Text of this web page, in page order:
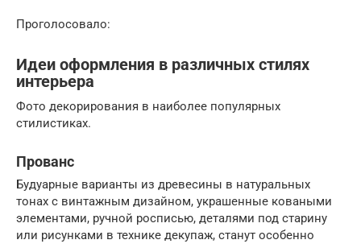
Проголосовало:
Идеи оформления в различных стилях
интерьера
Фото декорирования в наиболее популярных
стилистиках.
Прованс
Будуарные варианты из древесины в натуральных
тонах с винтажным дизайном, украшенные коваными
элементами, ручной росписью, деталями под старину
или рисунками в технике декупаж, станут особенно